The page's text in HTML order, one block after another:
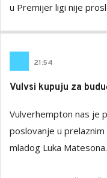
u Premijer ligi nije
21:54
Vulvsi kupuju za
Vulverhempton nas je
poslovanje u
mladog Luka Matesona.